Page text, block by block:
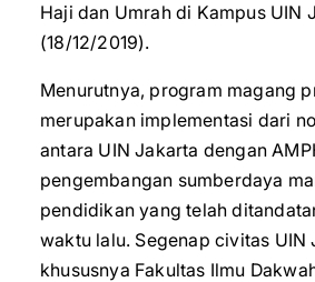
Haji dan Umrah di Kampus UIN
(18/12/2019).
Menurutnya, program magang
merupakan implementasi dari
antara UIN Jakarta dengan
pengembangan sumberdaya
pendidikan yang telah
waktu lalu. Segenap civitas UIN
khususnya Fakultas Ilmu